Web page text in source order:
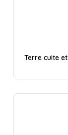
Terre cuite